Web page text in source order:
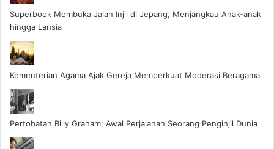
Superbook Membuka Jalan Injil di Jepang, Menjangkau Anak-anak
hingga Lansia
Kementerian Agama Ajak Gereja Memperkuat Moderasi Beragama
Pertobatan Billy Graham: Awal Perjalanan Seorang Penginjil Dunia